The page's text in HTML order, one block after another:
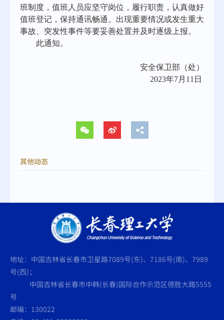
班制度，值班人员应坚守岗位，履行职责，认真做好
值班登记，保持通讯畅通。出现重要情况或发生重大
事故、突发性事件等要妥善处置并及时逐级上报。
此通知。
安全保卫部（处）
2023年7月11日
其他动态
地址：中国吉林省长春市卫星路7089号(东)、7186号(南)、7989
号(西)；
中国吉林省长春市中韩(长春)国际合作示范区德胜大路5555
号
邮编：130022